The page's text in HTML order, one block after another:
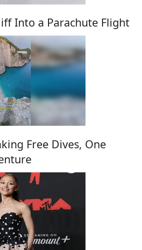
Into a Parachute Flight
Free Dives, One